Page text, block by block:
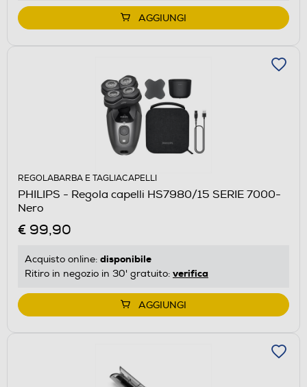
AGGIUNGI
REGOLABARBA E TAGLIACAPELLI
PHILIPS - Regola capelli HS7980/15 SERIE 7000-
Nero
€ 99,90
Acquisto online: disponibile
Ritiro in negozio in 30' gratuito: verifica
AGGIUNGI